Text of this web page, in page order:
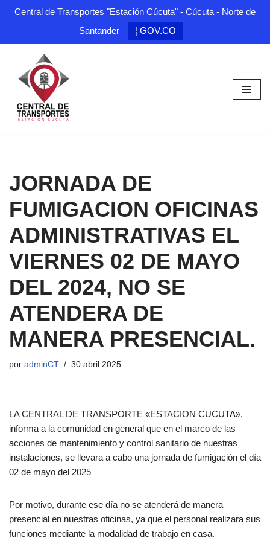
Central de Transportes "Estación Cúcuta" - Cúcuta - Norte de
Santander
¦ GOV.CO
Saltar
contenido
JORNADA DE
FUMIGACION OFICINAS
ADMINISTRATIVAS EL
VIERNES 02 DE MAYO
DEL 2024, NO SE
ATENDERA DE
MANERA PRESENCIAL.
por adminCT 30 abril 2025
LA CENTRAL DE TRANSPORTE «ESTACION CUCUTA»,
informa a la comunidad en general que en el marco de las
acciones de mantenimiento y control sanitario de nuestras
instalaciones, se llevara a cabo una jornada de fumigación el día
02 de mayo del 2025
Por motivo, durante ese día no se atenderá de manera
presencial en nuestras oficinas, ya que el personal realizara sus
funciones mediante la modalidad de trabajo en casa.